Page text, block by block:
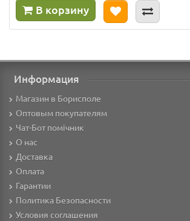
В корзину
Информация
Магазин в Борисполе
Оптовым покупателям
Чат-Бот помічник
О нас
Доставка
Оплата
Гарантии
Политика Безопасности
Условия соглашения